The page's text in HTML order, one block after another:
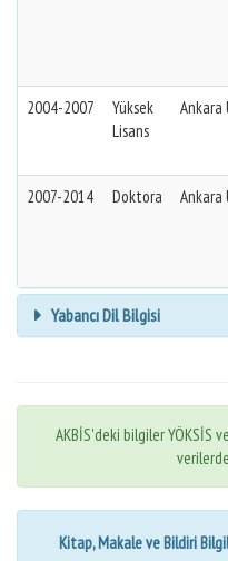
2004-2007
Yüksek
Lisans
Ankara
2007-2014
Doktora Ankara
Yabancı Dil Bilgisi
AKBİS'deki bilgiler YÖKSİS
Kitap, Makale ve Bildiri